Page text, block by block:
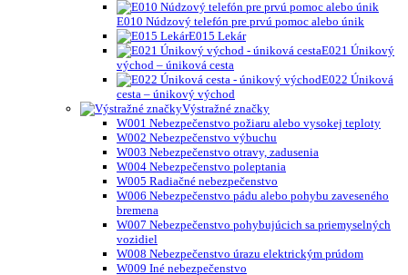
E010 Núdzový telefón pre prvú pomoc alebo únik
E015 Lekár
E021 Únikový
východ – úniková cesta
E022 Úniková
cesta – únikový východ
Výstražné značky
W001 Nebezpečenstvo požiaru alebo vysokej teploty
W002 Nebezpečenstvo výbuchu
W003 Nebezpečenstvo otravy, zadusenia
W004 Nebezpečenstvo poleptania
W005 Radiačné nebezpečenstvo
W006 Nebezpečenstvo pádu alebo pohybu zaveseného
bremena
W007 Nebezpečenstvo pohybujúcich sa priemyselných
vozidiel
W008 Nebezpečenstvo úrazu elektrickým prúdom
W009 Iné nebezpečenstvo